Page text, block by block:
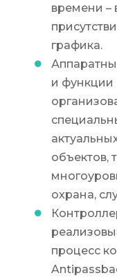
времени –
графика.
и
объектов,
охрана,
процесс